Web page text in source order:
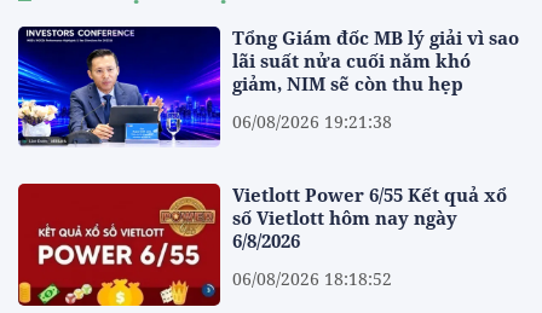
Tổng Giám đốc MB lý giải vì sao
lãi suất nửa cuối năm khó
giảm, NIM sẽ còn thu hẹp
06/08/2026 19:21:38
Vietlott Power 6/55 Kết quả xổ
số Vietlott hôm nay ngày
6/8/2026
06/08/2026 18:18:52